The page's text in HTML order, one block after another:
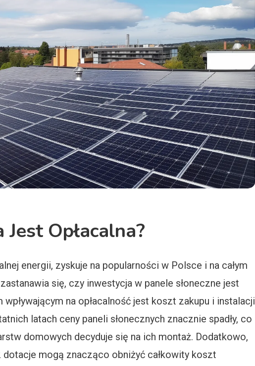
Opłacalna?
energii, zyskuje na popularności w Polsce i na całym
się, czy inwestycja w panele słoneczne jest
na opłacalność jest koszt zakupu i instalacji
latach ceny paneli słonecznych znacznie spadły, co
domowych decyduje się na ich montaż. Dodatkowo,
mogą znacząco obniżyć całkowity koszt